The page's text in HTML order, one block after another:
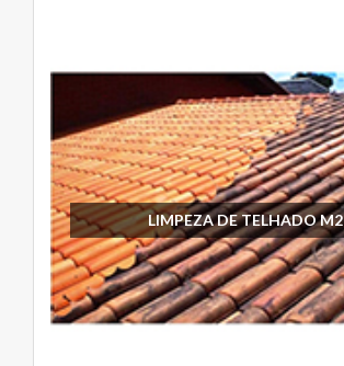
LIMPEZA DE TELHADO M2